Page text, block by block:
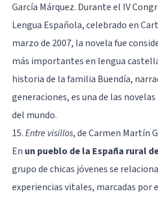
García Márquez. Durante el IV
Lengua Española, celebrado en
marzo de 2007, la novela fue
más importantes en lengua
historia de la familia Buendía,
generaciones, es una de las
del mundo.
15.Entre visillos, de Carmen Martín
En un pueblo de la España rural
grupo de chicas jóvenes se
experiencias vitales, marcadas por